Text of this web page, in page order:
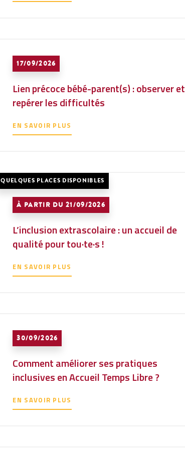
17/09/2026
Lien précoce bébé-parent(s) : observer et
repérer les difficultés
EN SAVOIR PLUS
À PARTIR DU 21/09/2026
QUELQUES PLACES DISPONIBLES
L’inclusion extrascolaire : un accueil de
qualité pour tou·te·s !
EN SAVOIR PLUS
30/09/2026
Comment améliorer ses pratiques
inclusives en Accueil Temps Libre ?
EN SAVOIR PLUS